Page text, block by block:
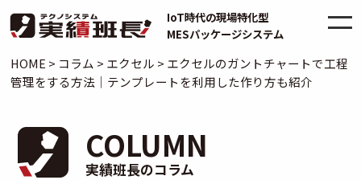
IoT時代の現場特化型
MESパッケージシステム
HOME > コラム > エクセル > エクセルのガントチャートで工程
管理をする方法｜テンプレートを利用した作り方も紹介
COLUMN
実績班長のコラム